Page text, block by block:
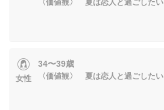
〈価値観〉 夏は恋人と過ごしたい
女性
34〜39歳
〈価値観〉 夏は恋人と過ごしたい